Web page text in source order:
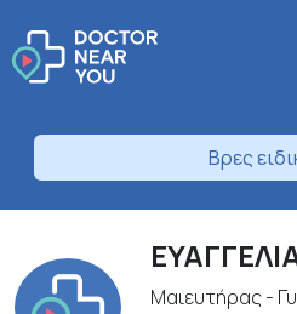
Βρες
Μαιευτήρας -